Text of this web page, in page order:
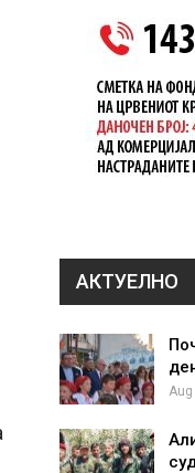
АКТУЕЛНО